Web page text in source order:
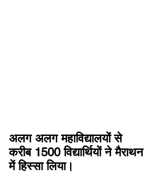
अलग अलग महाविद्यालयों से
करीब 1500 विद्यार्थियों ने मैराथन
में हिस्सा लिया।